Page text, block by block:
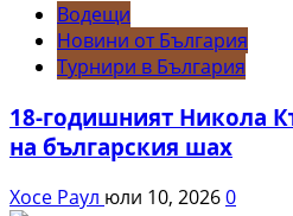
Водещи
Новини от България
Турнири в България
18-годишният Никола
на българския шах
Хосе Раул юли 10, 20260